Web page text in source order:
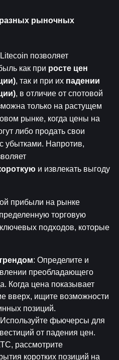
рыночных
позволяет
как при росте цен
, так и при их падении
, в отличие от спотовой
только на растущем
рынке, когда цены на
либо продать свои
убытками. Напротив,
и извлекать выгоду
прибыли на рынке
торговую
подходов, которые
: Определите и
преобладающего
Когда цена показывает
вверх, ищите возможности
позиций.
фьючерсы для
от падения цен.
рассмотрите
коротких позиций на